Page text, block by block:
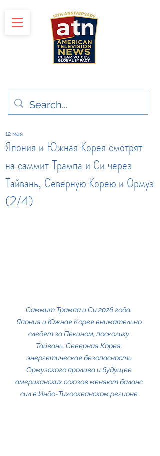
Япония и Южная Корея смотрят
на саммит Трампа и Си через
Тайвань, Северную Корею и Ормуз
(2/4)
12 мая
Саммит Трампа и Си 2026 года:
Япония и Южная Корея внимательно
следят за Пекином, поскольку
Тайвань, Северная Корея,
энергетическая безопасность
Ормузского пролива и будущее
американских союзов меняют баланс
сил в Индо-Тихоокеанском регионе.